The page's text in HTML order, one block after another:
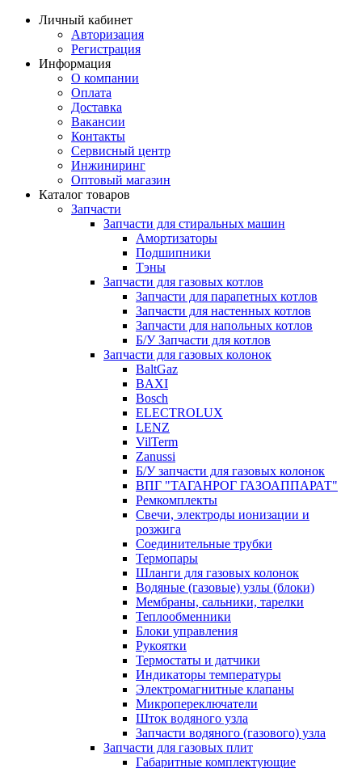
Личный кабинет
Авторизация
Регистрация
Информация
О компании
Оплата
Доставка
Вакансии
Контакты
Сервисный центр
Инжиниринг
Оптовый магазин
Каталог товаров
Запчасти
Запчасти для стиральных машин
Амортизаторы
Подшипники
Тэны
Запчасти для газовых котлов
Запчасти для парапетных котлов
Запчасти для настенных котлов
Запчасти для напольных котлов
Б/У Запчасти для котлов
Запчасти для газовых колонок
BaltGaz
BAXI
Bosch
ELECTROLUX
LENZ
VilTerm
Zanussi
Б/У запчасти для газовых колонок
ВПГ "ТАГАНРОГ ГАЗОАППАРАТ"
Ремкомплекты
Свечи, электроды ионизации и
розжига
Соединительные трубки
Термопары
Шланги для газовых колонок
Водяные (газовые) узлы (блоки)
Мембраны, сальники, тарелки
Теплообменники
Блоки управления
Рукоятки
Термостаты и датчики
Индикаторы температуры
Электромагнитные клапаны
Микропереключатели
Шток водяного узла
Запчасти водяного (газового) узла
Запчасти для газовых плит
Габаритные комплектующие